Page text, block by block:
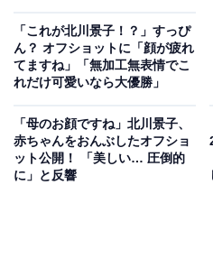
「これが北川景子！？」すっぴ
ん？ オフショットに「顔が疲れ
てますね」「無加工無表情でこ
れだけ可愛いなら大優勝」
「母のお顔ですね」北川景子、
赤ちゃんをおんぶしたオフショ
ット公開！ 「美しい… 圧倒的
に」と反響